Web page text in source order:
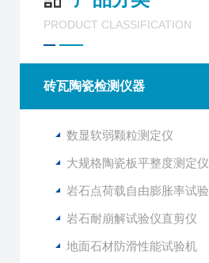
PRODUCT CLASSIFICATION
砖瓦陶瓷检测仪器
数显软弱颗粒测定仪
大规格陶瓷板平整度测定仪
岩石点荷载自由膨胀率试验
岩石耐崩解试验仪直剪仪
地面石材防滑性能试验机